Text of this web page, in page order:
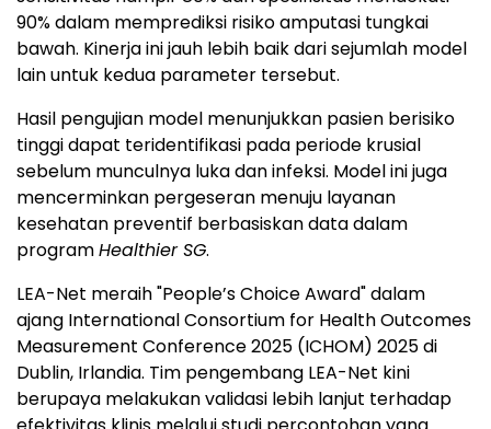
90% dalam memprediksi risiko amputasi tungkai
bawah. Kinerja ini jauh lebih baik dari sejumlah model
lain untuk kedua parameter tersebut.
Hasil pengujian model menunjukkan pasien berisiko
tinggi dapat teridentifikasi pada periode krusial
sebelum munculnya luka dan infeksi. Model ini juga
mencerminkan pergeseran menuju layanan
kesehatan preventif berbasiskan data dalam
programHealthier SG.
LEA-Net meraih "People’s Choice Award" dalam
ajang International Consortium for Health Outcomes
Measurement Conference 2025 (ICHOM) 2025 di
Dublin, Irlandia. Tim pengembang LEA-Net kini
berupaya melakukan validasi lebih lanjut terhadap